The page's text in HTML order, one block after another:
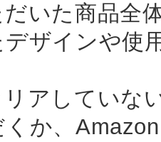
いた商品全
デザインや使
アしていな
か、